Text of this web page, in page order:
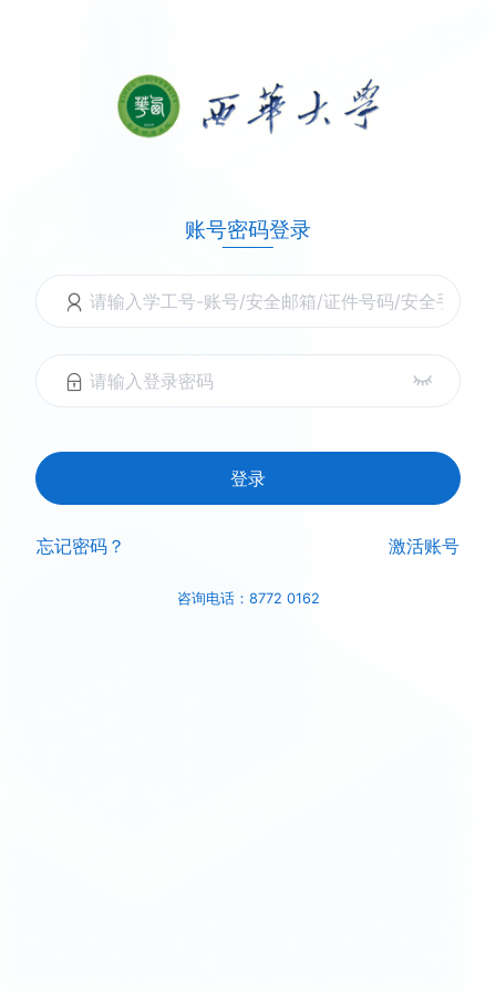
账号密码登录
忘记密码？ 激活账号
咨询电话：8772 0162